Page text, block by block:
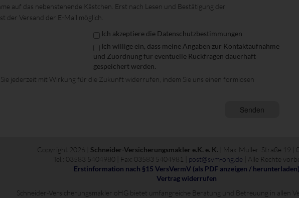
auf das nebenstehende Kästchen. Erst nach Lesen und Bestätigung der
der Versand der E-Mail möglich.
Ich akzeptiere die Datenschutzbestimmungen
Ich willige ein, dass meine Angaben zur Kontaktaufnahme
und Zuordnung für eventuelle Rückfragen dauerhaft
gespeichert werden.
jederzeit mit Wirkung für die Zukunft widerrufen, indem Sie uns einen formlosen
Copyright 2026 | Schneider-Versicherungsmakler e.K. e. K. | Max-Müller-Straße 19 |
Tel.: 03583 5404980 | Fax: 03583 5404981 | post@svm-ohg.de | Alle Rechte
Erstinformation nach §15 VersVermV (als PDF anzeigen / herunterladen)
Vertrag widerrufen
Schneider-Versicherungsmakler oHG bietet umfangreiche Beratung und Betreuung in allen